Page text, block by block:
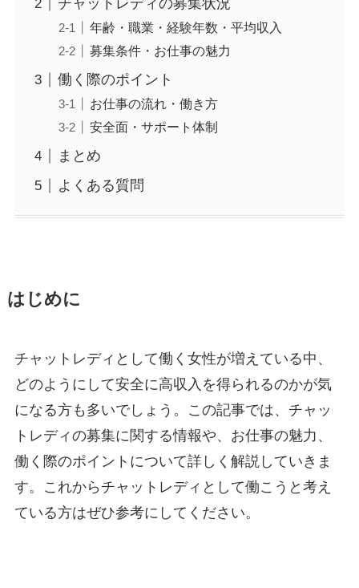
チャットレディの募集状況
年齢・職業・経験年数・平均収入
募集条件・お仕事の魅力
働く際のポイント
お仕事の流れ・働き方
安全面・サポート体制
まとめ
よくある質問
はじめに
チャットレディとして働く女性が増えている中、
どのようにして安全に高収入を得られるのかが気
になる方も多いでしょう。この記事では、チャッ
トレディの募集に関する情報や、お仕事の魅力、
働く際のポイントについて詳しく解説していきま
す。これからチャットレディとして働こうと考え
ている方はぜひ参考にしてください。